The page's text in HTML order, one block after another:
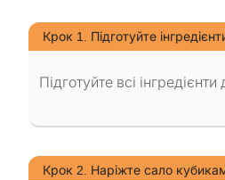
Крок 1. Підготуйте
Підготуйте всі
Крок 2. Наріжте сало